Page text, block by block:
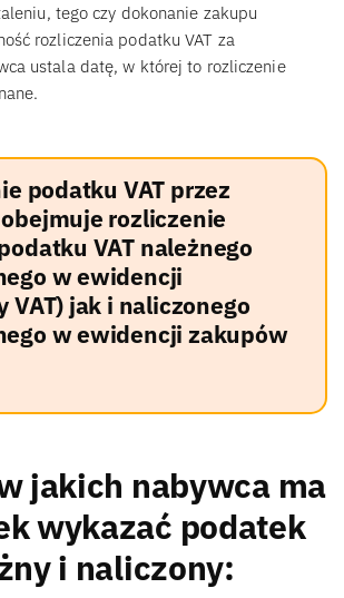
tego czy dokonanie zakupu
rozliczenia podatku VAT za
ustala datę, w której to rozliczenie
podatku VAT przez
rozliczenie
VAT należnego
w ewidencji
VAT) jak i naliczonego
w ewidencji zakupów
jakich nabywca ma
wykazać podatek
i naliczony: